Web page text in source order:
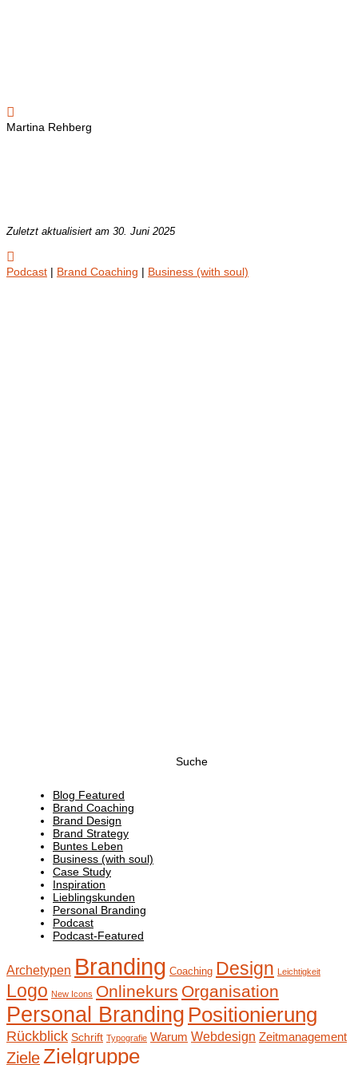

Martina Rehberg
Zuletzt aktualisiert am 30. Juni 2025

Podcast | Brand Coaching | Business (with soul)
Blog Featured
Brand Coaching
Brand Design
Brand Strategy
Buntes Leben
Business (with soul)
Case Study
Inspiration
Lieblingskunden
Personal Branding
Podcast
Podcast-Featured
Archetypen Branding Coaching Design Leichtigkeit
Logo New Icons Onlinekurs Organisation
Personal Branding Positionierung
Rückblick Schrift Typografie Warum Webdesign Zeitmanagement
ZieleZielgruppe